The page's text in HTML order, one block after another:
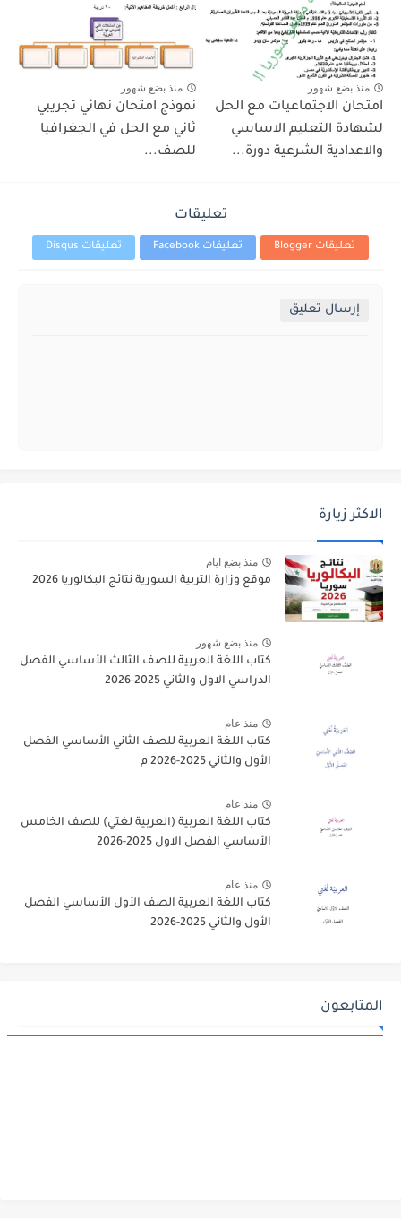
منذ بضع شهور
امتحان الاجتماعيات مع الحل
لشهادة التعليم الاساسي
والاعدادية الشرعية دورة...
منذ بضع شهور
نموذج امتحان نهائي تجريبي
ثاني مع الحل في الجغرافيا
للصف...
تعليقات
تعليقات Blogger تعليقات Facebook تعليقات Disqus
إرسال تعليق
الاكثر زيارة
منذ بضع ايام
موقع وزارة التربية السورية نتائج البكالوريا 2026
منذ بضع شهور
كتاب اللغة العربية للصف الثالث الأساسي الفصل
الدراسي الاول والثاني 2025-2026
منذ عام
كتاب اللغة العربية للصف الثاني الأساسي الفصل
الأول والثاني 2025-2026 م
منذ عام
كتاب اللغة العربية (العربية لغتي) للصف الخامس
الأساسي الفصل الاول 2025-2026
منذ عام
كتاب اللغة العربية الصف الأول الأساسي الفصل
الأول والثاني 2025-2026
المتابعون